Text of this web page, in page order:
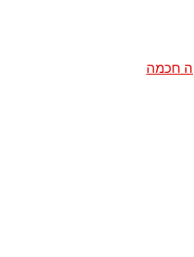
חכמה